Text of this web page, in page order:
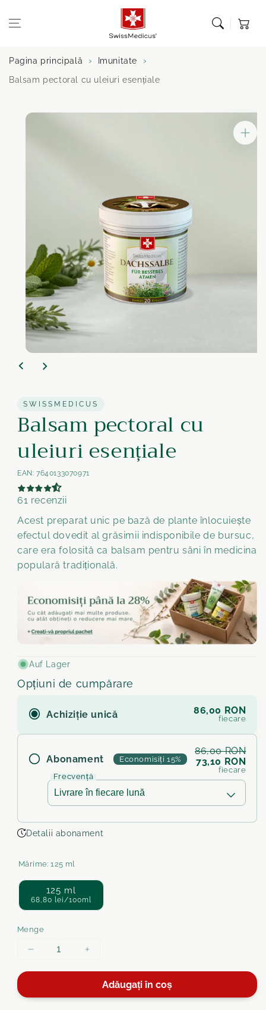
conținut
Pagina principală
Imunitate
Balsam pectoral cu uleiuri esențiale
informații
SWISSMEDICUS
Balsam pectoral cu
uleiuri esențiale
EAN: 7640133070971
61 recenzii
Acest preparat unic pe bază de plante înlocuiește
efectul dovedit al grăsimii indisponibile de bursuc,
care era folosită ca balsam pentru sâni în medicina
populară tradițională.
Auf Lager
Opțiuni de cumpărare
Achiziție unică 86,00 RON
fiecare
Abonament Economisiți 15%
86,00 RON
73,10 RON
fiecare
Frecvență
Detalii abonament
Mărime:125 ml
125 ml
68,80 lei/100ml
Menge
Menge
Menge
Balsam
pectoral
Adăugați în coș